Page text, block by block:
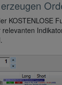
KOSTENLOSE